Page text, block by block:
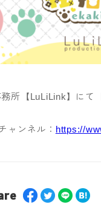
所【LuLiLink】にて
ャンネル： https://